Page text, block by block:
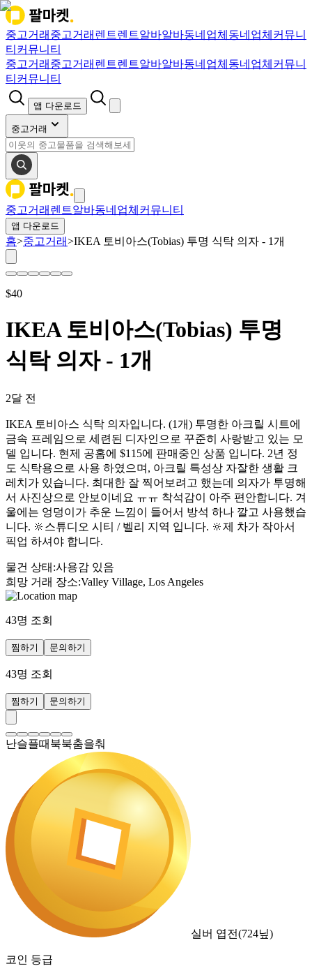
중고거래 중고거래 렌트렌트알바알바동네업체 동네업체 커뮤니
티 커뮤니티
중고거래 중고거래 렌트렌트알바알바동네업체 동네업체 커뮤니
티 커뮤니티
앱 다운로드
중고거래
중고거래 렌트알바동네업체 커뮤니티
앱 다운로드
홈>중고거래>IKEA 토비아스(Tobias) 투명 식탁 의자 - 1개
$40
IKEA 토비아스(Tobias) 투명
식탁 의자 - 1개
2달 전
IKEA 토비아스 식탁 의자입니다. (1개) 투명한 아크릴 시트에
금속 프레임으로 세련된 디자인으로 꾸준히 사랑받고 있는 모
델 입니다. 현제 공홈에 $115에 판매중인 상품 입니다. 2년 정
도 식탁용으로 사용 하였으며, 아크릴 특성상 자잘한 생활 크
레치가 있습니다. 최대한 잘 찍어보려고 했는데 의자가 투명해
서 사진상으로 안보이네요 ㅠㅠ 착석감이 아주 편안합니다. 겨
울에는 엉덩이가 추운 느낌이 들어서 방석 하나 깔고 사용했습
니다. 🔆스튜디오 시티 / 벨리 지역 입니다. 🔆제 차가 작아서
픽업 하셔야 합니다.
물건 상태 :사용감 있음
희망 거래 장소:Valley Village, Los Angeles
43명 조회
찜하기 문의하기
43명 조회
찜하기 문의하기
난슬플때북북춤을춰
실버 엽전(724닢)
코인 등급